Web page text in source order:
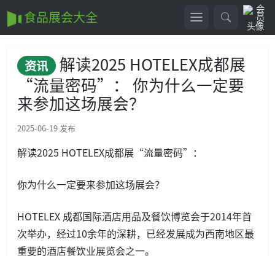
食品展会大全
资讯 解读2025 HOTELEX成都展
“流量密码”： 你为什么一定要
来参加这场展会？
2025-06-19 发布
解读2025 HOTELEX成都展“流量密码”：
你为什么一定要来参加这场展会？
HOTELEX 成都国际酒店用品及餐饮博览会于2014年首
次举办，经过10余年的深耕，已经发展成为西南地区最
重要的酒店餐饮业展览会之一。